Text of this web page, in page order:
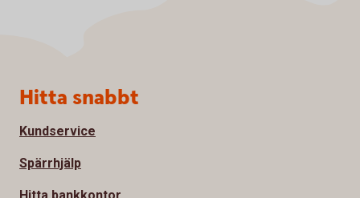
Sidfot
Hitta snabbt
Kundservice
Spärrhjälp